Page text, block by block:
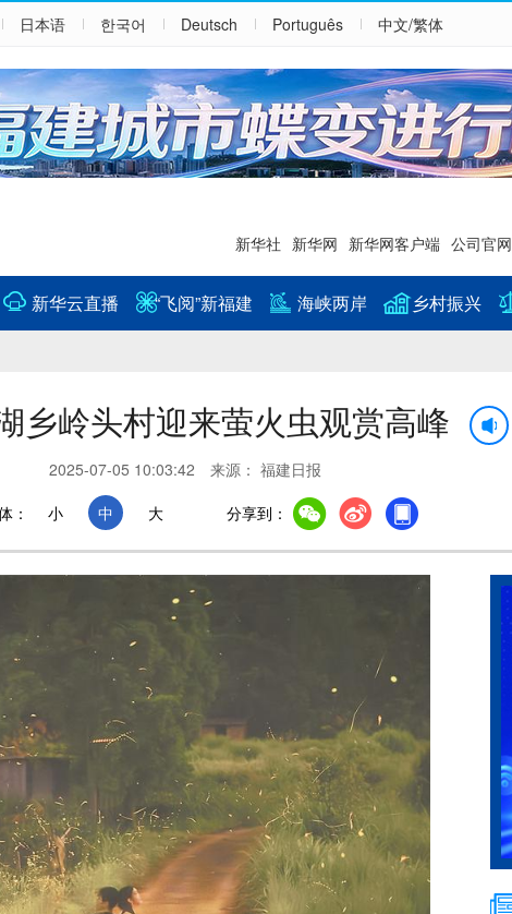
日本语 한국어 Deutsch Português 中文/繁体
新华社 新华网 新华网客户端 公司官网
新华云直播 “飞阅”新福建 海峡两岸 乡村振兴
乡岭头村迎来萤火虫观赏高峰
2025-07-05 10:03:42 来源： 福建日报
：
小 中 大 分享到：